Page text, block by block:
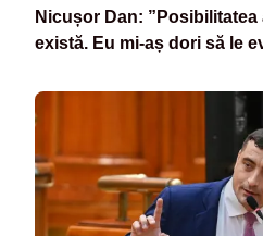
Nicușor Dan:
există. Eu mi-aș dori să le